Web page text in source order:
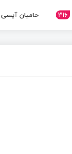
316 حامیان آیسی